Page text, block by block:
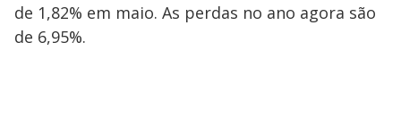
de 1,82% em maio. As perdas no ano agora são
de 6,95%.